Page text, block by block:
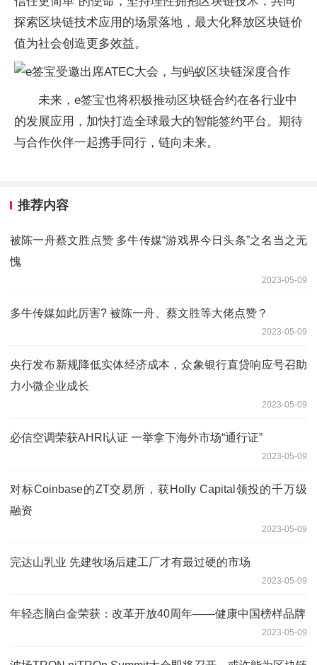
探索区块链技术应用的场景落地，最大化释放区块链价
值为社会创造更多效益。
未来，e签宝也将积极推动区块链合约在各行业中
的发展应用，加快打造全球最大的智能签约平台。期待
与合作伙伴一起携手同行，链向未来。
推荐内容
被陈一舟蔡文胜点赞 多牛传媒“游戏界今日头条”之名当之无
愧
2023-05-09
多牛传媒如此厉害? 被陈一舟、蔡文胜等大佬点赞？
2023-05-09
央行发布新规降低实体经济成本，众象银行直贷响应号召助
力小微企业成长
2023-05-09
必信空调荣获AHRI认证 一举拿下海外市场“通行证”
2023-05-09
对标Coinbase的ZT交易所，获Holly Capital领投的千万级
融资
2023-05-09
完达山乳业 先建牧场后建工厂才有最过硬的市场
2023-05-09
年轻态脑白金荣获：改革开放40周年——健康中国榜样品牌
2023-05-09